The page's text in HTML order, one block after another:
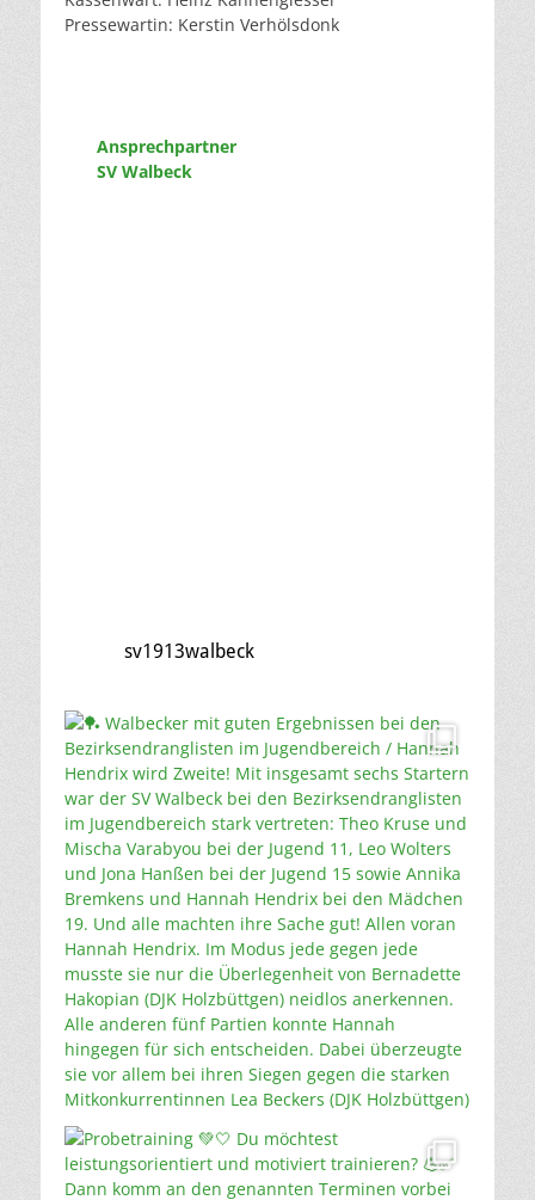
Pressewartin: Kerstin Verhölsdonk
Ansprechpartner
SV Walbeck
sv1913walbeck